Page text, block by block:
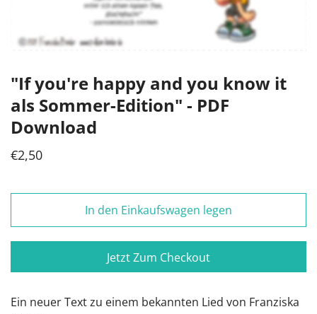
"If you're happy and you know it
als Sommer-Edition" - PDF
Download
€2,50
In den Einkaufswagen legen
Jetzt Zum Checkout
Ein neuer Text zu einem bekannten Lied von Franziska